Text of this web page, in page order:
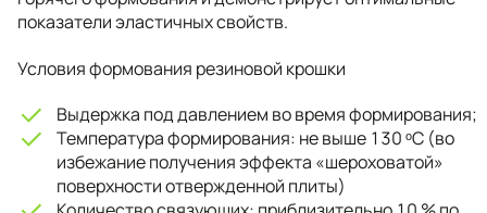
показатели эластичных свойств.
Условия формования резиновой крошки
Выдержка под давлением во время формирования;
Температура формирования: не выше 130 ᵒС (во
избежание получения эффекта «шероховатой»
поверхности отвержденной плиты)